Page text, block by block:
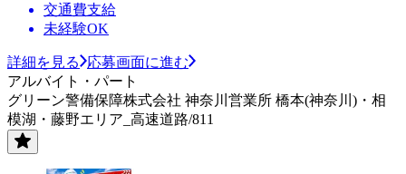
交通費支給
未経験OK
詳細を見る
応募画面に進む
アルバイト・パート
グリーン警備保障株式会社 神奈川営業所 橋本(神奈川)・相
模湖・藤野エリア_高速道路/811